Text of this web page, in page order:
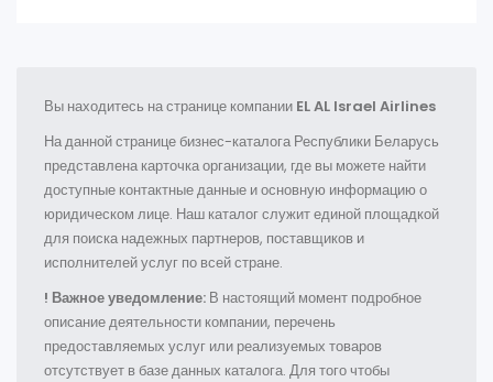
Вы находитесь на странице компании EL AL Israel Airlines
На данной странице бизнес-каталога Республики Беларусь
представлена карточка организации, где вы можете найти
доступные контактные данные и основную информацию о
юридическом лице. Наш каталог служит единой площадкой
для поиска надежных партнеров, поставщиков и
исполнителей услуг по всей стране.
! Важное уведомление: В настоящий момент подробное
описание деятельности компании, перечень
предоставляемых услуг или реализуемых товаров
отсутствует в базе данных каталога. Для того чтобы